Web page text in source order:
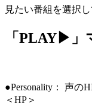
見たい番組を選択し
「PLAY▶」
●Personality： 声
＜HP＞